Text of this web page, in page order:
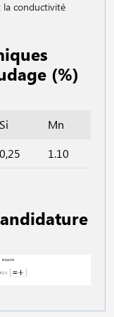
la conductivité
(%)
Si
Mn
0,25 1.10